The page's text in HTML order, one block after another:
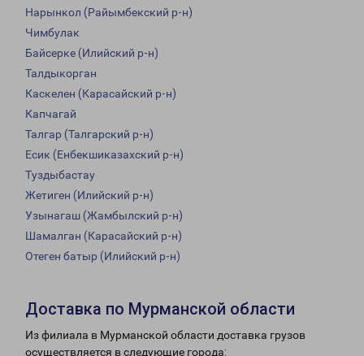
Нарынкол (Райымбекский р-н)
Чимбулак
Байсерке (Илийский р-н)
Талдыкорган
Каскелен (Карасайский р-н)
Капчагай
Талгар (Талгарский р-н)
Есик (Енбекшиказахский р-н)
Туздыбастау
Жетиген (Илийский р-н)
Узынагаш (Жамбылский р-н)
Шамалган (Карасайский р-н)
Отеген батыр (Илийский р-н)
Доставка по Мурманской области
Из филиала в Мурманской области доставка грузов
осуществляется в следующие города: